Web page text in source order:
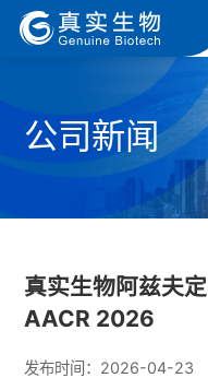
公司新闻
真实生物阿兹夫
AACR 2026
发布时间：2026-04-23